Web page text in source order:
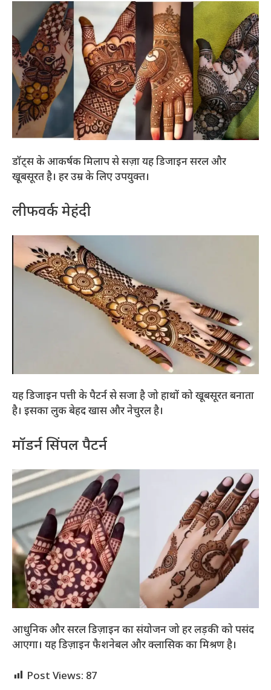
डॉट्स के आकर्षक मिलाप से सज़ा यह डिजाइन सरल और
खूबसूरत है। हर उम्र के लिए उपयुक्त।
लीफवर्क मेहंदी
यह डिजाइन पत्ती के पैटर्न से सजा है जो हाथों को खूबसूरत बनाता
है। इसका लुक बेहद खास और नेचुरल है।
मॉडर्न सिंपल पैटर्न
आधुनिक और सरल डिज़ाइन का संयोजन जो हर लड़की को पसंद
आएगा। यह डिज़ाइन फैशनेबल और क्लासिक का मिश्रण है।
Post Views: 87